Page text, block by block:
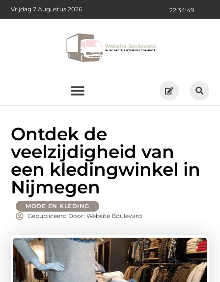
22:34:50
Vrijdag 7 Augustus 2026
Ontdek de
veelzijdigheid van
een kledingwinkel in
Nijmegen
MODE EN KLEDING
Gepubliceerd Door: Website Boulevard